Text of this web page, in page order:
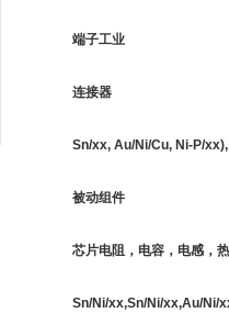
端子工业
连接器
Sn/xx, Au/Ni/Cu, Ni-P/
被动组件
芯片电阻，电容，电感，
Sn/Ni/xx,Sn/Ni/xx,Au/Ni/